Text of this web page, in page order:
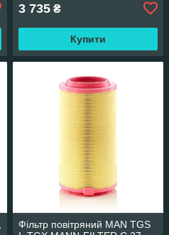
3 735 ₴
Купити
Фільтр повітряний MAN TGS